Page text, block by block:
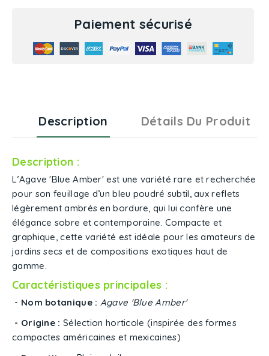
Paiement sécurisé
Description Détails Du Produit
Description :
L’Agave 'Blue Amber' est une variété rare et recherchée
pour son feuillage d’un bleu poudré subtil, aux reflets
légèrement ambrés en bordure, qui lui confère une
élégance sobre et contemporaine. Compacte et
graphique, cette variété est idéale pour les amateurs de
jardins secs et de compositions exotiques haut de
gamme.
Caractéristiques principales :
- Nom botanique : Agave 'Blue Amber'
- Origine : Sélection horticole (inspirée des formes
compactes américaines et mexicaines)